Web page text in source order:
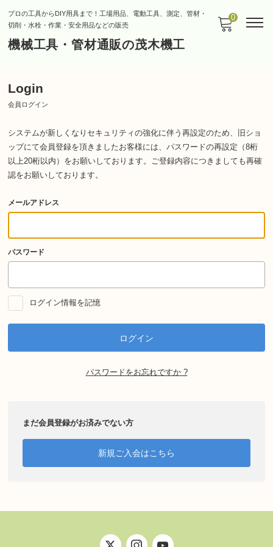
プロの工具からDIY用具まで！工場用品、電動工具、測定、管材・
切削・水栓・作業・安全用品などの販売
機械工具・管材通販の茂木機工
0
Login
会員ログイン
システムが新しくなりセキュリティの強化に伴う再設定のため、旧ショ
ップにて会員登録を頂きましたお客様には、パスワードの再設定（8桁
以上20桁以内）をお願いしております。 ご登録内容につきましても再確
認をお願いしております。
メールアドレス
パスワード
ログイン情報を記憶
パスワードをお忘れですか ?
まだ会員登録がお済みでない方
新規ご入会はこちら